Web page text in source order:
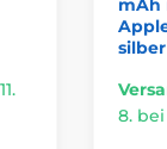
silber
8.